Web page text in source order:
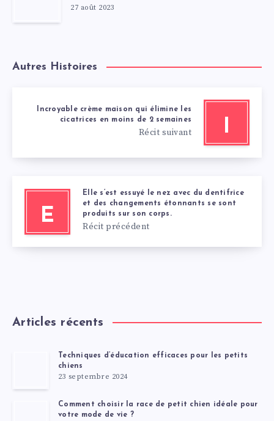
27 août 2023
Autres Histoires
I
Incroyable crème maison qui élimine les
cicatrices en moins de 2 semaines
Récit suivant
E
Elle s’est essuyé le nez avec du dentifrice
et des changements étonnants se sont
produits sur son corps.
Récit précédent
Articles récents
Techniques d’éducation efficaces pour les petits
chiens
23 septembre 2024
Comment choisir la race de petit chien idéale pour
votre mode de vie ?